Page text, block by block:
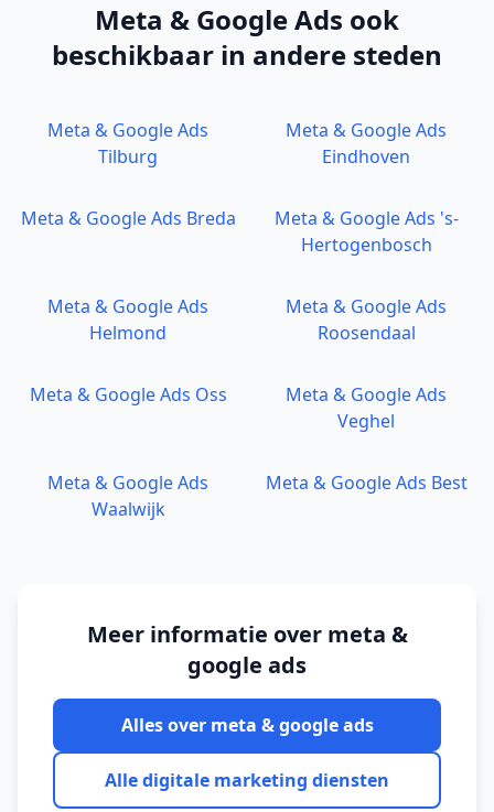
Meta & Google Ads ook
beschikbaar in andere steden
Meta & Google Ads
Tilburg
Meta & Google Ads
Eindhoven
Meta & Google Ads Breda Meta & Google Ads 's-
Hertogenbosch
Meta & Google Ads
Helmond
Meta & Google Ads
Roosendaal
Meta & Google Ads Oss
Meta & Google Ads
Veghel
Meta & Google Ads
Waalwijk
Meta & Google Ads Best
Meer informatie over meta &
google ads
Alles over meta & google ads
Alle digitale marketing diensten